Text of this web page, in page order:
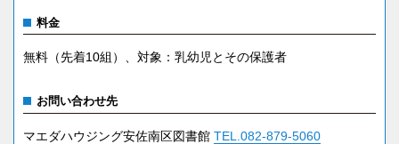
料金
無料（先着10組）、対象：乳幼児とその保護者
お問い合わせ先
マエダハウジング安佐南区図書館 TEL.082-879-5060